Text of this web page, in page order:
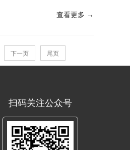
查看更多 →
下一页 尾页
扫码关注公众号